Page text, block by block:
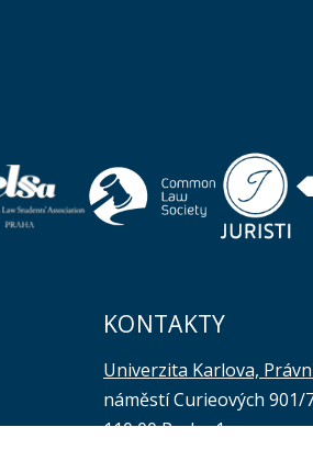
KONTAKTY
Univerzita Karlova,
náměstí Curieových 901/
110 00 Praha 1